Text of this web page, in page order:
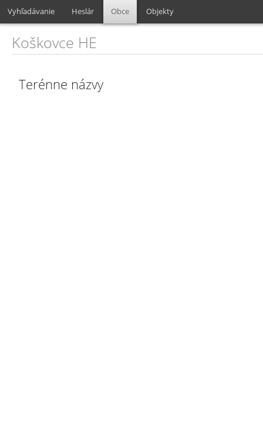
Vyhľadávanie Heslár Obce Objekty
Koškovce HE
Terénne názvy